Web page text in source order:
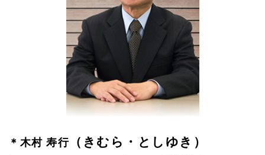
＊木村 寿行
（きむら・としゆき）